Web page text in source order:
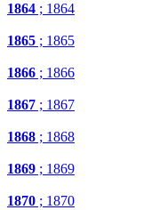
1864 ; 1864
1865 ; 1865
1866 ; 1866
1867 ; 1867
1868 ; 1868
1869 ; 1869
1870 ; 1870